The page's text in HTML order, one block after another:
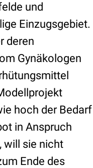
und
Einzugsgebiet.
deren
Gynäkologen
hoch der Bedarf
in Anspruch
will sie nicht
Ende des